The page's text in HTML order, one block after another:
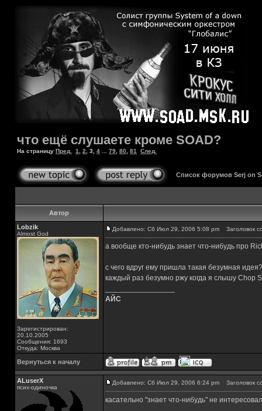
что ещё слушаете кроме SOAD?
На страницу Пред. 1 2 3 4 79 80 81 След.
Список форумов Serj on
Автор
Lobzik
Almost God
Зарегистрирован:
20.10.2005
Сообщения: 1693
Откуда: Москва
Добавлено: Сб Июл 29, 2006 5:08 pm Заголовок
а вообще кто-нибудь знает что-нибудь про
с чего вдруг ему пришла такая безумная идея?
каждый раз безумно ржу когда я слышу Chop
АЙС
Вернуться к началу
ALuserX
псих-одиночка
Добавлено: Сб Июл 29, 2006 6:24 pm Заголовок
касательно "знает что-нибудь" не